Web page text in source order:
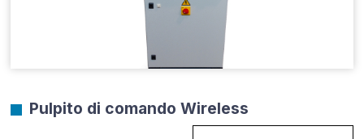
Pulpito di comando Wireless